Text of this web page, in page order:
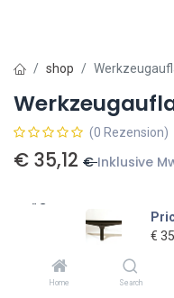
€
Home Search
shop
(0 Rezension)
€ 35,12 € Inklusive
Größe
42,50 15